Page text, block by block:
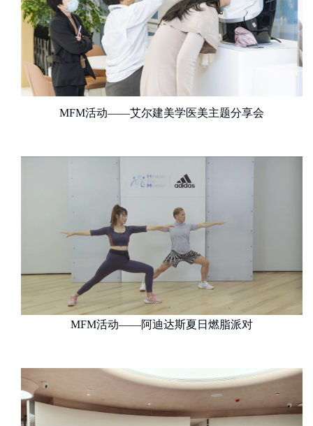
MFM活动——艾尔建美学医美主题分享会
MFM活动——阿迪达斯夏日燃脂派对